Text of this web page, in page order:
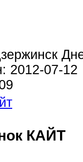
2012-07-12
КАЙТ